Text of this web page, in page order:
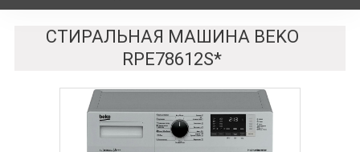
СТИРАЛЬНАЯ МАШИНА BEKO
RPE78612S*